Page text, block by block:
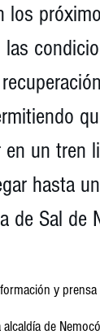
los
un tren
hasta
de Sal de
y
de